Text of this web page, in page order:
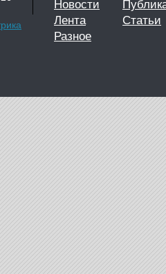
Новости
Лента
Статьи
Разное